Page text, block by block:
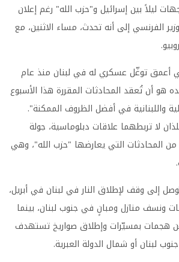
ليلاً بين إسرائيل و"حزب الله" رغم إعلان
الفرنسي إلى أنه تحدث، مساء الاثنين، مع
أعمق توغّل عسكري له في لبنان منذ عام
هو أن تُعقد المحادثات المقررة هذا الأسبوع
واللبنانية في أفضل الظروف الممكنة".
لا تربطهما علاقات دبلوماسية، جولة
من المحادثات التي يعارضها "حزب الله"، وهي
إلى وقف لإطلاق النار في لبنان في أبريل،
ونسف منازل ومبانٍ في جنوب لبنان، بينما
عن هجمات بمسيّرات وإطلاق صواريخ تستهدف
لبنان أو شمال الدولة العبرية.